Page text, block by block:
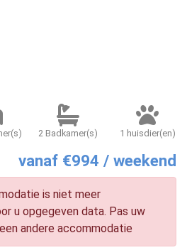
2 Badkamer(s) 1 huisdier(en)
vanaf €994 / weekend
is niet meer
u opgegeven data. Pas uw
andere accommodatie